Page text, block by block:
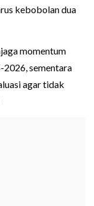
kebobolan dua
momentum
sementara
agar tidak